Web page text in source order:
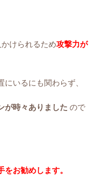
けられるため攻撃力が
いるにも関わらず、
が時々ありました ので
お勧めします。